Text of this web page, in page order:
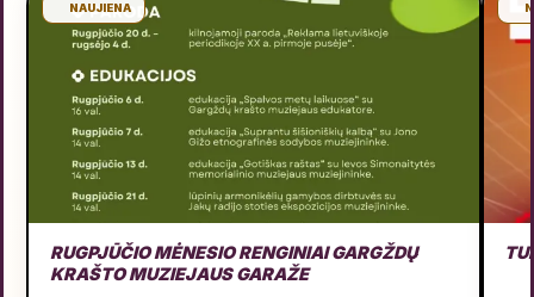
NAUJIENA
RUGPJŪČIO MĖNESIO RENGINIAI GARGŽDŲ
KRAŠTO MUZIEJAUS GARAŽE